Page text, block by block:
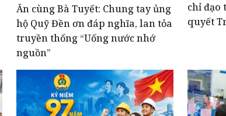
Ăn cùng Bà Tuyết: Chung tay ủng
hộ Quỹ Đền ơn đáp nghĩa, lan tỏa
truyền thống “Uống nước nhớ
nguồn”
chỉ đạo
quyết